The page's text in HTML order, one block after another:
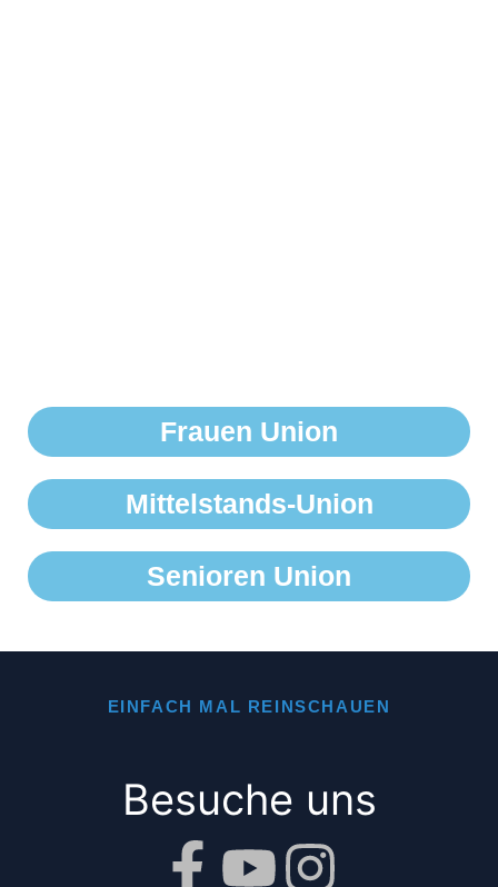
Frauen Union
Mittelstands-Union
Senioren Union
EINFACH MAL REINSCHAUEN
Besuche uns